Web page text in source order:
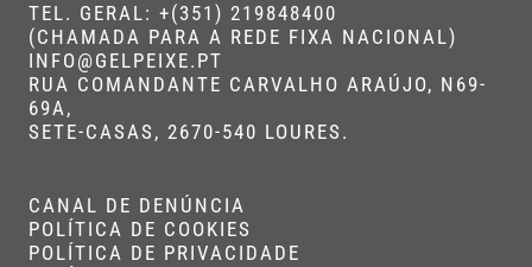
TEL. GERAL: +(351) 219848400
(CHAMADA PARA A REDE FIXA NACIONAL)
INFO@GELPEIXE.PT
RUA COMANDANTE CARVALHO ARAÚJO, N69-
69A,
SETE-CASAS, 2670-540 LOURES.
CANAL DE DENÚNCIA
POLÍTICA DE COOKIES
POLÍTICA DE PRIVACIDADE